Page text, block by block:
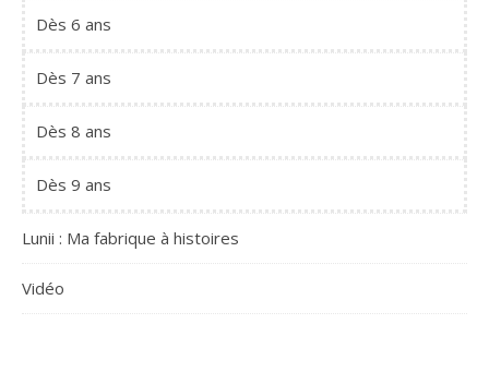
Dès 6 ans
Dès 7 ans
Dès 8 ans
Dès 9 ans
Lunii : Ma fabrique à histoires
Vidéo